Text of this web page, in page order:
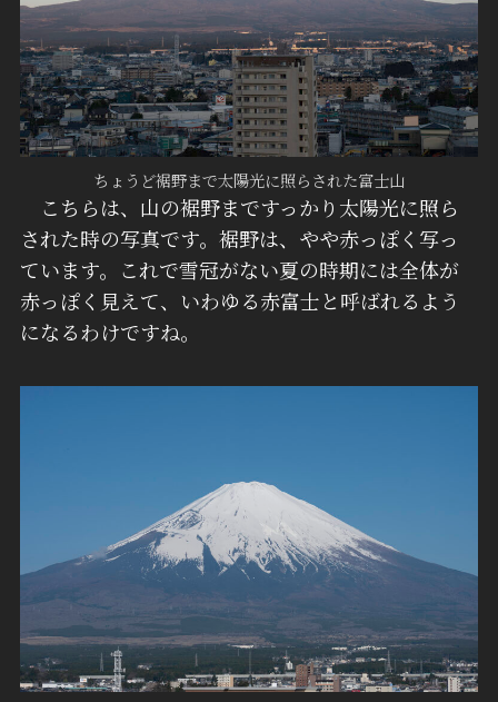
ちょうど裾野まで太陽光に照らされた富士山
こちらは、山の裾野まですっかり太陽光に照ら
された時の写真です。裾野は、やや赤っぽく写っ
ています。これで雪冠がない夏の時期には全体が
赤っぽく見えて、いわゆる赤富士と呼ばれるよう
になるわけですね。